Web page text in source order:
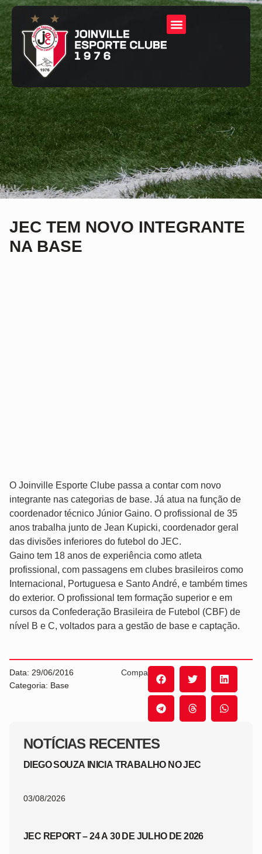
NOTÍCIAS RECENTES
DIEGO SOUZA INICIA TRABALHO NO JEC
03/08/2026
JEC REPORT – 24 A 30 DE JULHO DE 2026
JEC TEM NOVO INTEGRANTE
NA BASE
O Joinville Esporte Clube passa a contar com novo
integrante nas categorias de base. Já atua na função de
coordenador técnico Júnior Gaino. O profissional de 35
anos trabalha junto de Jean Kupicki, coordenador geral
das divisões inferiores do futebol do JEC.
Gaino tem 18 anos de experiência como atleta
profissional, com passagens em clubes brasileiros como
Internacional, Portuguesa e Santo André, e também times
do exterior. O profissional tem formação superior e em
cursos da Confederação Brasileira de Futebol (CBF) de
nível B e C, voltados para a gestão de base e captação.
Data: 29/06/2016
Categoria: Base
Compartilhe: